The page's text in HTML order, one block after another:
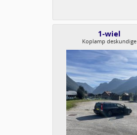
1-wiel
Koplamp deskundige